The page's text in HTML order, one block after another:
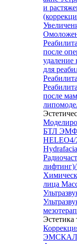
и
после
удаление
для
после
БТЛ
HELEO4/
лица
Эстетика